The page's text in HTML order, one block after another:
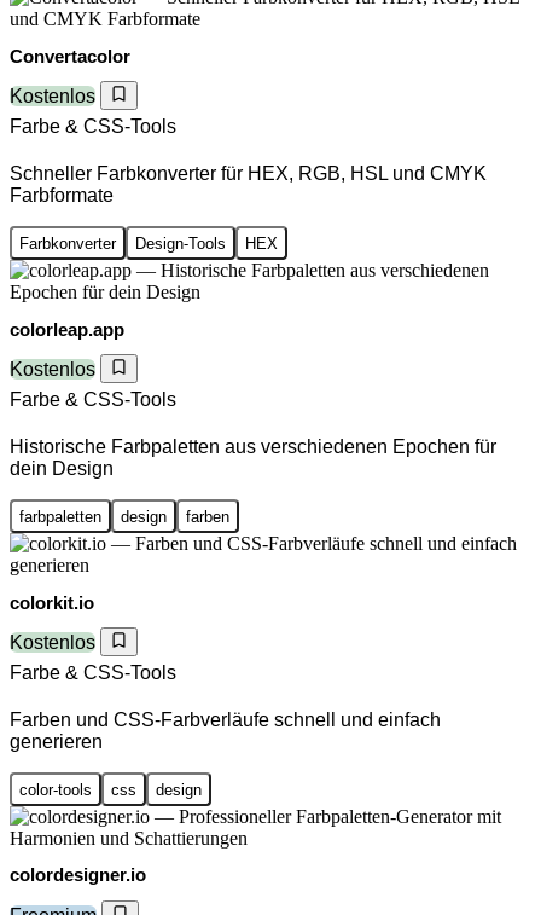
Convertacolor
Kostenlos
Farbe & CSS-Tools
Schneller Farbkonverter für HEX, RGB, HSL und CMYK
Farbformate
Farbkonverter Design-Tools HEX
colorleap.app
Kostenlos
Farbe & CSS-Tools
Historische Farbpaletten aus verschiedenen Epochen für
dein Design
farbpaletten design farben
colorkit.io
Kostenlos
Farbe & CSS-Tools
Farben und CSS-Farbverläufe schnell und einfach
generieren
color-tools css design
colordesigner.io